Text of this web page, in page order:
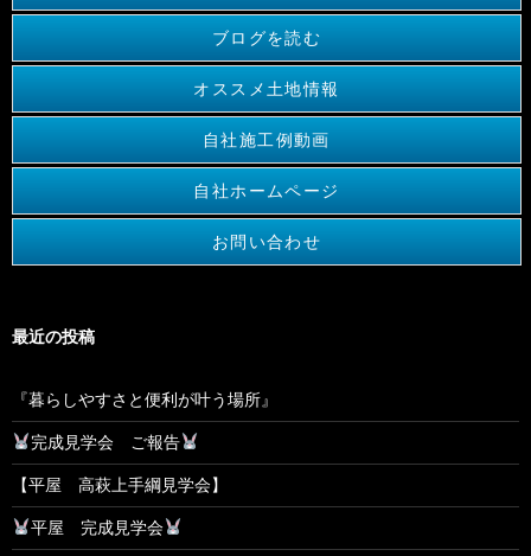
ブログを読む
オススメ土地情報
自社施工例動画
自社ホームページ
お問い合わせ
最近の投稿
『暮らしやすさと便利が叶う場所』
完成見学会 ご報告
【平屋 高萩上手綱見学会】
平屋 完成見学会